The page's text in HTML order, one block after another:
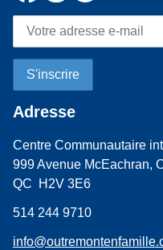
Adresse
Centre Communautaire
999 Avenue McEachran,
QC H2V 3E6
514 244 9710